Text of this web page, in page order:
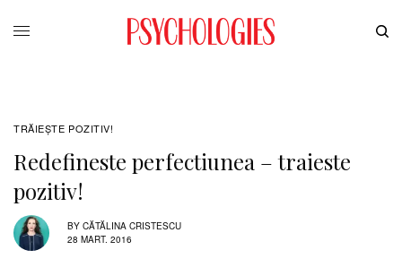
TRĂIEȘTE POZITIV!
Redefineste perfectiunea – traieste
pozitiv!
BY CĂTĂLINA CRISTESCU
28 MART. 2016